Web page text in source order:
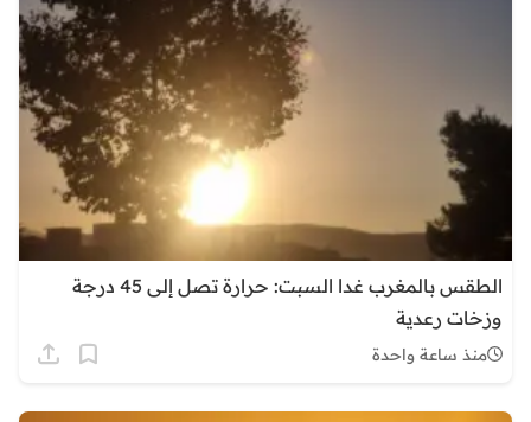
الطقس بالمغرب غدا السبت: حرارة تصل إلى 45 درجة
وزخات رعدية
منذ ساعة واحدة